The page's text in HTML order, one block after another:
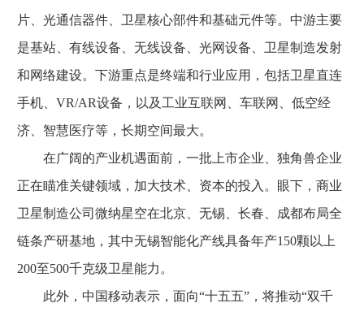
片、光通信器件、卫星核心部件和基础元件等。中游主要
是基站、有线设备、无线设备、光网设备、卫星制造发射
和网络建设。下游重点是终端和行业应用，包括卫星直连
手机、VR/AR设备，以及工业互联网、车联网、低空经
济、智慧医疗等，长期空间最大。
在广阔的产业机遇面前，一批上市企业、独角兽企业
正在瞄准关键领域，加大技术、资本的投入。眼下，商业
卫星制造公司微纳星空在北京、无锡、长春、成都布局全
链条产研基地，其中无锡智能化产线具备年产150颗以上
200至500千克级卫星能力。
此外，中国移动表示，面向“十五五”，将推动“双千